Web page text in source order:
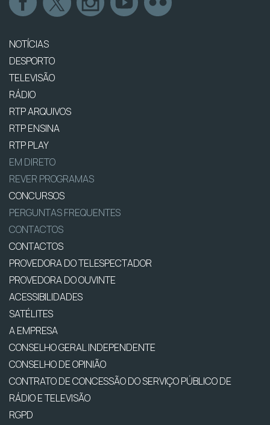
NOTÍCIAS
DESPORTO
TELEVISÃO
RÁDIO
RTP ARQUIVOS
RTP ENSINA
RTP PLAY
EM DIRETO
REVER PROGRAMAS
CONCURSOS
PERGUNTAS FREQUENTES
CONTACTOS
CONTACTOS
PROVEDORA DO TELESPECTADOR
PROVEDORA DO OUVINTE
ACESSIBILIDADES
SATÉLITES
A EMPRESA
CONSELHO GERAL INDEPENDENTE
CONSELHO DE OPINIÃO
CONTRATO DE CONCESSÃO DO SERVIÇO PÚBLICO DE
RÁDIO E TELEVISÃO
RGPD